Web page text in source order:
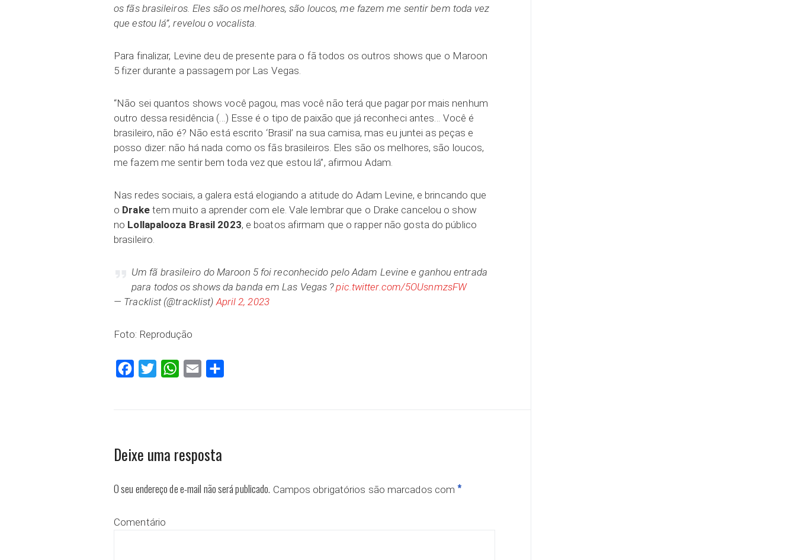
os fãs brasileiros. Eles são os melhores, são loucos, me fazem me sentir bem toda vez
que estou lá”, revelou o vocalista.
Para finalizar, Levine deu de presente para o fã todos os outros shows que o Maroon
5 fizer durante a passagem por Las Vegas.
“Não sei quantos shows você pagou, mas você não terá que pagar por mais nenhum
outro dessa residência (…) Esse é o tipo de paixão que já reconheci antes… Você é
brasileiro, não é? Não está escrito ‘Brasil’ na sua camisa, mas eu juntei as peças e
posso dizer: não há nada como os fãs brasileiros. Eles são os melhores, são loucos,
me fazem me sentir bem toda vez que estou lá”, afirmou Adam.
Nas redes sociais, a galera está elogiando a atitude do Adam Levine, e brincando que
o Draketem muito a aprender com ele. Vale lembrar que o Drake cancelou o show
no Lollapalooza Brasil 2023, e boatos afirmam que o rapper não gosta do público
brasileiro.
Um fã brasileiro do Maroon 5 foi reconhecido pelo Adam Levine e ganhou entrada
para todos os shows da banda em Las Vegas ?pic.twitter.com/5OUsnmzsFW
— Tracklist (@tracklist) April 2, 2023
Foto: Reprodução
FacebookTwitter WhatsAppEmail
Deixe uma resposta
O seu endereço de e-mail não será publicado. Campos obrigatórios são marcados com *
Comentário